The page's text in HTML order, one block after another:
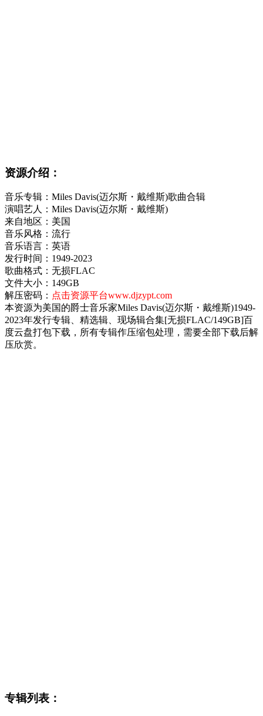
资源介绍：
音乐专辑：Miles Davis(迈尔斯・戴维斯)歌曲合辑
演唱艺人：Miles Davis(迈尔斯・戴维斯)
来自地区：美国
音乐风格：流行
音乐语言：英语
发行时间：1949-2023
歌曲格式：无损FLAC
文件大小：149GB
解压密码： 点击资源平台www.djzypt.com
本资源为美国的爵士音乐家Miles Davis(迈尔斯・戴维斯)1949-
2023年发行专辑、精选辑、现场辑合集[无损FLAC/149GB]百
度云盘打包下载，所有专辑作压缩包处理，需要全部下载后解
压欣赏。
专辑列表：